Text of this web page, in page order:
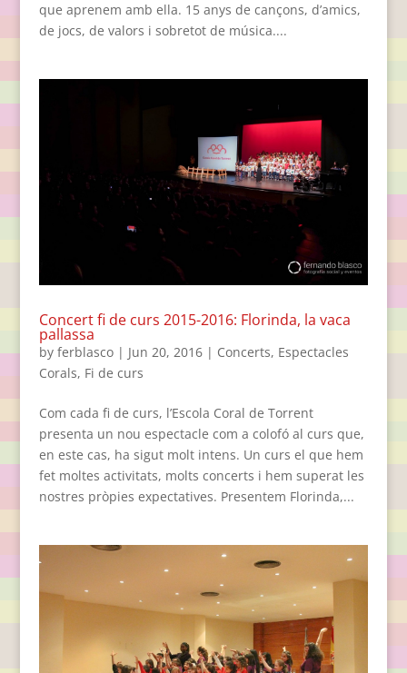
que aprenem amb ella. 15 anys de cançons, d’amics,
de jocs, de valors i sobretot de música....
Concert fi de curs 2015-2016: Florinda, la vaca
pallassa
by ferblasco| Jun 20, 2016| Concerts, Espectacles
Corals, Fi de curs
Com cada fi de curs, l’Escola Coral de Torrent
presenta un nou espectacle com a colofó al curs que,
en este cas, ha sigut molt intens. Un curs el que hem
fet moltes activitats, molts concerts i hem superat les
nostres pròpies expectatives. Presentem Florinda,...